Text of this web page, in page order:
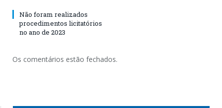
Não foram realizados
procedimentos licitatórios
no ano de 2023
Os comentários estão fechados.